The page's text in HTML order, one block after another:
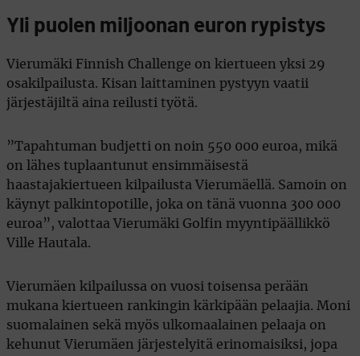
Yli puolen miljoonan euron rypistys
Vierumäki Finnish Challenge on kiertueen yksi 29
osakilpailusta. Kisan laittaminen pystyyn vaatii
järjestäjiltä aina reilusti työtä.
”Tapahtuman budjetti on noin 550 000 euroa, mikä
on lähes tuplaantunut ensimmäisestä
haastajakiertueen kilpailusta Vierumäellä. Samoin on
käynyt palkintopotille, joka on tänä vuonna 300 000
euroa”, valottaa Vierumäki Golfin myyntipäällikkö
Ville Hautala.
Vierumäen kilpailussa on vuosi toisensa perään
mukana kiertueen rankingin kärkipään pelaajia. Moni
suomalainen sekä myös ulkomaalainen pelaaja on
kehunut Vierumäen järjestelyitä erinomaisiksi, jopa